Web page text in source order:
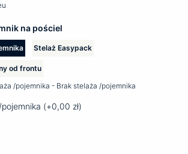
na pościel
Stelaż Easypack
od frontu
/pojemnika - Brak stelaża /pojemnika
(+0,00 zł)